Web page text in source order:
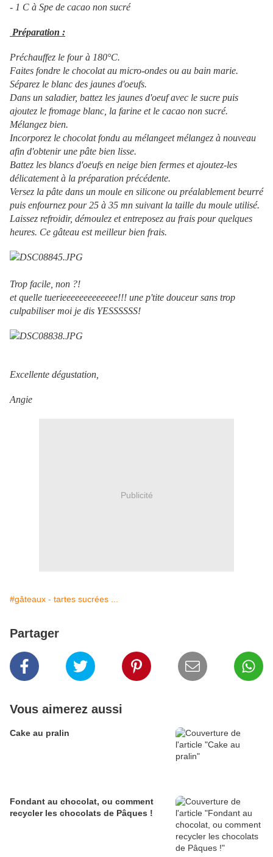
- 1 C à Spe de cacao non sucré
Préparation :
Préchauffez le four à 180°C.
Faites fondre le chocolat au micro-ondes ou au bain marie.
Séparez le blanc des jaunes d'oeufs.
Dans un saladier, battez les jaunes d'oeuf avec le sucre puis
ajoutez le fromage blanc, la farine et le cacao non sucré.
Mélangez bien.
Incorporez le chocolat fondu au mélangeet mélangez à nouveau
afin d'obtenir une pâte bien lisse.
Battez les blancs d'oeufs en neige bien fermes et ajoutez-les
délicatement à la préparation précédente.
Versez la pâte dans un moule en silicone ou préalablement beurré
puis enfournez pour 25 à 35 mn suivant la taille du moule utilisé.
Laissez refroidir, démoulez et entreposez au frais pour quelques
heures. Ce gâteau est meilleur bien frais.
Trop facile, non ?!
et quelle tuerieeeeeeeeeeeee!!! une p'tite douceur sans trop
culpabiliser moi je dis YESSSSSS!
Excellente dégustation,
Angie
Publicité
#gâteaux - tartes sucrées ...
Partager
Vous aimerez aussi
Cake au pralin
Fondant au chocolat, ou comment
recycler les chocolats de Pâques !